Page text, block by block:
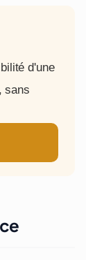
d'une
sans